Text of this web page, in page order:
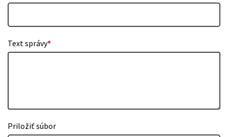
Text správy*
Priložiť súbor